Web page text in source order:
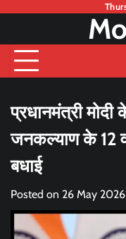
content
प्रधानमंत्री
जनकल्याण के 12
बधाई
Posted on 26 May 2026